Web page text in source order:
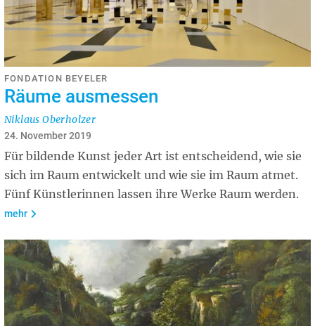
FONDATION BEYELER
Räume ausmessen
Niklaus Oberholzer
24. November 2019
Für bildende Kunst jeder Art ist entscheidend, wie sie
sich im Raum entwickelt und wie sie im Raum atmet.
Fünf Künstlerinnen lassen ihre Werke Raum werden.
mehr